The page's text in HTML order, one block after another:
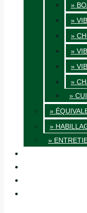
»
»
»
»
»
»
»
»
»
»